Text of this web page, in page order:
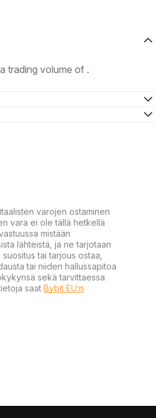
trading volume of .
varojen ostaminen
vara ei ole tällä hetkellä
mistään
lähteistä, ja ne tarjotaan
tai tarjous ostaa,
tai niiden hallussapitoa
sekä tarvittaessa
saat Bybit EU:n